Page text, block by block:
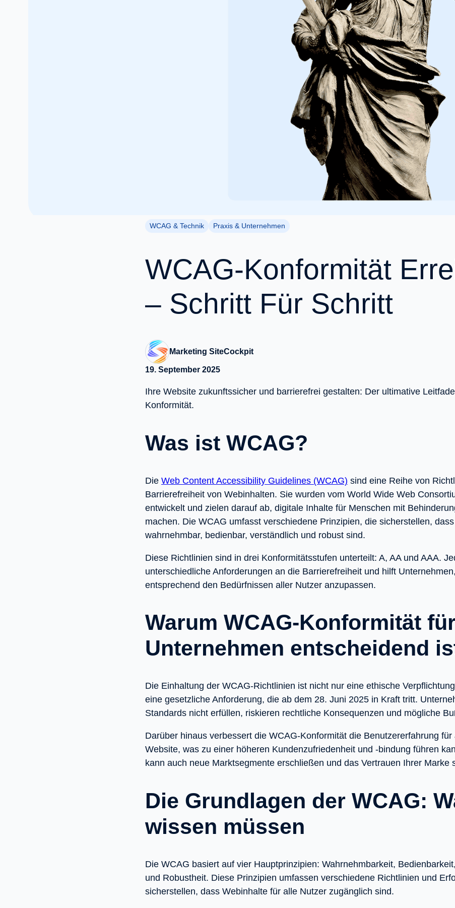
WCAG & Technik Praxis & Unternehmen
WCAG-Konformität
– Schritt Für Schritt
Marketing SiteCockpit
19. September 2025
Ihre Website zukunftssicher und barrierefrei gestalten: Der ultimative
Konformität.
Was ist WCAG?
Die Web Content Accessibility Guidelines (WCAG) sind eine Reihe von
Barrierefreiheit von Webinhalten. Sie wurden vom World Wide Web
entwickelt und zielen darauf ab, digitale Inhalte für Menschen mit
machen. Die WCAG umfasst verschiedene Prinzipien, die sicherstellen,
wahrnehmbar, bedienbar, verständlich und robust sind.
Diese Richtlinien sind in drei Konformitätsstufen unterteilt: A, AA und AAA.
unterschiedliche Anforderungen an die Barrierefreiheit und hilft
entsprechend den Bedürfnissen aller Nutzer anzupassen.
Warum WCAG-Konformität
Unternehmen entscheidend
Die Einhaltung der WCAG-Richtlinien ist nicht nur eine ethische
eine gesetzliche Anforderung, die ab dem 28. Juni 2025 in Kraft tritt.
Standards nicht erfüllen, riskieren rechtliche Konsequenzen und mögliche
Darüber hinaus verbessert die WCAG-Konformität die Benutzererfahrung
Website, was zu einer höheren Kundenzufriedenheit und -bindung führen
kann auch neue Marktsegmente erschließen und das Vertrauen Ihrer Marke
Die Grundlagen der WCAG:
wissen müssen
Die WCAG basiert auf vier Hauptprinzipien: Wahrnehmbarkeit,
und Robustheit. Diese Prinzipien umfassen verschiedene Richtlinien und
sicherstellen, dass Webinhalte für alle Nutzer zugänglich sind.